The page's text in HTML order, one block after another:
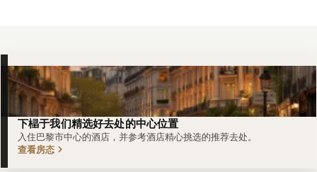
下榋于我们精选好去处的中心位置
入住巴黎市中心的酒店，并参考酒店精心挑选的推荐去处。
查看房态